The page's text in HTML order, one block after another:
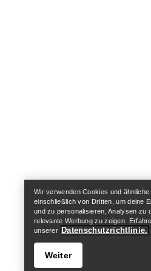
Wir verwenden Cookies und ähnliche
einschließlich von Dritten, um deine
und zu personalisieren, Analysen zu
relevante Werbung zu zeigen.
unserer Datenschutzrichtlinie.
Weiter